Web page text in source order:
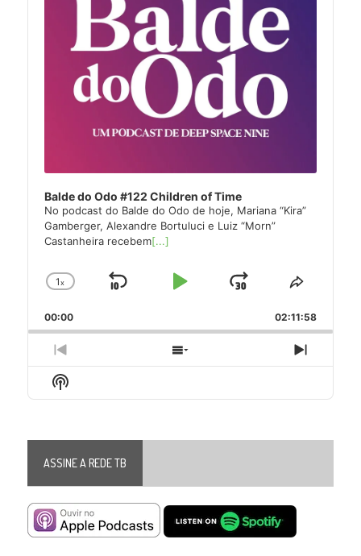
Balde do Odo #122 Children of Time
No podcast do Balde do Odo de hoje, Mariana “Kira”
Gamberger, Alexandre Bortuluci e Luiz “Morn”
Castanheira recebem[...]
Change
Rate
1x
Skip
Play
Jump
Forward
Share
Episode
00:00 02:11:58
Previous
Episode
Show
Episodes
Next
Episode
Show
Podcast
ASSINE A REDE TB